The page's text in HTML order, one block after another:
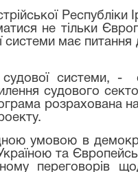
Республіки
не тільки
має питання
системи, -
судового
розрахована
умовою в
Україною та
переговорів